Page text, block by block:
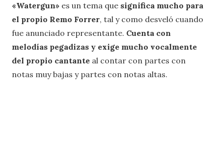
«Watergun» es un tema que significa mucho para
el propio Remo Forrer, tal y como desveló cuando
fue anunciado representante. Cuenta con
melodías pegadizas y exige mucho vocalmente
del propio cantante al contar con partes con
notas muy bajas y partes con notas altas.